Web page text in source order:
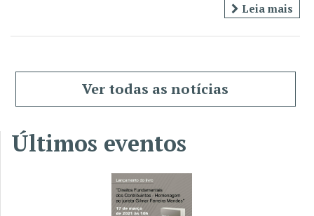
Leia mais
Ver todas as notícias
Últimos eventos